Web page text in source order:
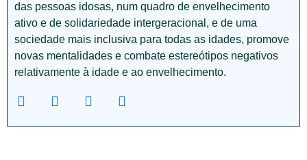
das pessoas idosas, num quadro de envelhecimento
ativo e de solidariedade intergeracional, e de uma
sociedade mais inclusiva para todas as idades, promove
novas mentalidades e combate estereótipos negativos
relativamente à idade e ao envelhecimento.